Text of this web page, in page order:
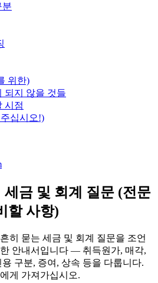
분
위한)
되지 않을 것들
시점
십시오!)
금 및 회계 질문 (전문
할 사항)
히 묻는 세금 및 회계 질문을 조언
안내서입니다 — 취득원가, 매각,
구분, 증여, 상속 등을 다룹니다.
게 가져가십시오.